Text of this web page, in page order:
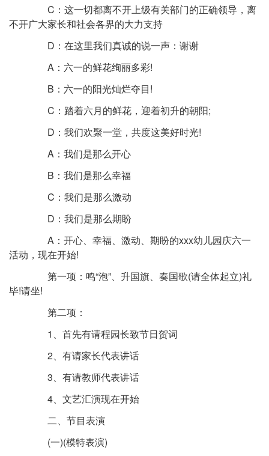
C：这一切都离不开上级有关部门的正确领导，离
不开广大家长和社会各界的大力支持
D：在这里我们真诚的说一声：谢谢
A：六一的鲜花绚丽多彩!
B：六一的阳光灿烂夺目!
C：踏着六月的鲜花，迎着初升的朝阳;
D：我们欢聚一堂，共度这美好时光!
A：我们是那么开心
B：我们是那么幸福
C：我们是那么激动
D：我们是那么期盼
A：开心、幸福、激动、期盼的xxx幼儿园庆六一
活动，现在开始!
第一项：鸣“泡”、升国旗、奏国歌(请全体起立)礼
毕!请坐!
第二项：
1、首先有请程园长致节日贺词
2、有请家长代表讲话
3、有请教师代表讲话
4、文艺汇演现在开始
二、节目表演
(一)(模特表演)